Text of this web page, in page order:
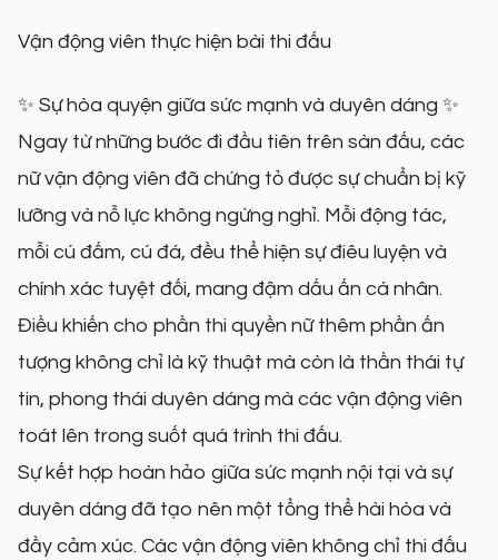
Vận động viên thực hiện bài thi đấu
✨ Sự hòa quyện giữa sức mạnh và duyên dáng ✨
Ngay từ những bước đi đầu tiên trên sàn đấu, các
nữ vận động viên đã chứng tỏ được sự chuẩn bị kỹ
lưỡng và nỗ lực không ngừng nghỉ. Mỗi động tác,
mỗi cú đấm, cú đá, đều thể hiện sự điêu luyện và
chính xác tuyệt đối, mang đậm dấu ấn cá nhân.
Điều khiến cho phần thi quyền nữ thêm phần ấn
tượng không chỉ là kỹ thuật mà còn là thần thái tự
tin, phong thái duyên dáng mà các vận động viên
toát lên trong suốt quá trình thi đấu.
Sự kết hợp hoàn hảo giữa sức mạnh nội tại và sự
duyên dáng đã tạo nên một tổng thể hài hòa và
đầy cảm xúc. Các vận động viên không chỉ thi đấu